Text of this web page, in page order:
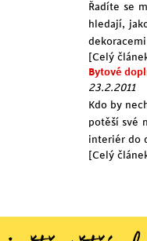
Řadíte se
hledají,
[Celý
Bytové
23.2.2011
Kdo by
potěší své
interiér do
[Celý